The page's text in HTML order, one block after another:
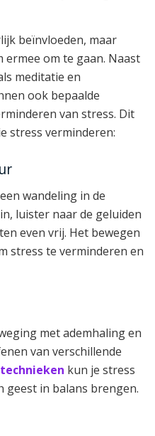
beïnvloeden, maar
om te gaan. Naast
meditatie en
ook bepaalde
van stress. Dit
stress verminderen:
wandeling in de
luister naar de geluiden
even vrij. Het bewegen
stress te verminderen en
met ademhaling en
van verschillende
kun je stress
geest in balans brengen.